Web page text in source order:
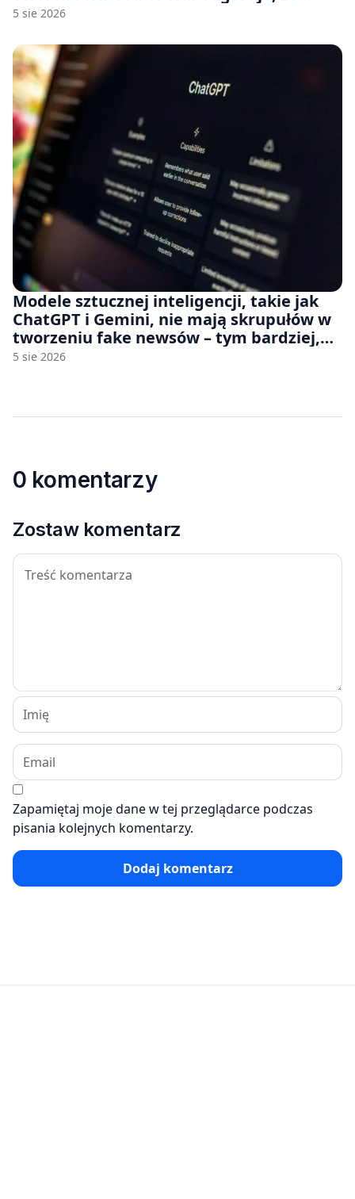
rozumie, dlaczego Sony rezygnuje z gier
5 sie 2026
Modele sztucznej inteligencji, takie jak
ChatGPT i Gemini, nie mają skrupułów w
tworzeniu fake newsów – tym bardziej,
jeśli rozmawiasz z nimi po polsku
5 sie 2026
0 komentarzy
Zostaw komentarz
Zapamiętaj moje dane w tej przeglądarce podczas
pisania kolejnych komentarzy.
Dodaj komentarz